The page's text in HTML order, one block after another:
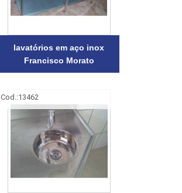
lavatórios em aço inox
Francisco Morato
Cod.:13462